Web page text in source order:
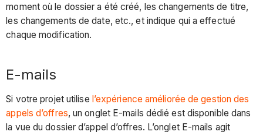
moment où le dossier a été créé, les changements de titre,
les changements de date, etc., et indique qui a effectué
chaque modification.
E-mails
Si votre projet utilise l’expérience améliorée de gestion des
appels d’offres, un onglet E-mails dédié est disponible dans
la vue du dossier d’appel d’offres. L’onglet E-mails agit